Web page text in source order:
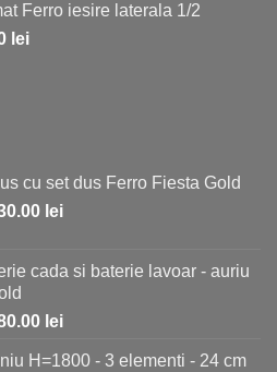
este:
15.00 lei.
Ferro iesire laterala 1/2
leiPrețul
cu set dus Ferro Fiesta Gold
lei.
leiPrețul
730.00 lei.
cada si baterie lavoar - auriu
leiPrețul
este:
H=1800 - 3 elementi - 24 cm